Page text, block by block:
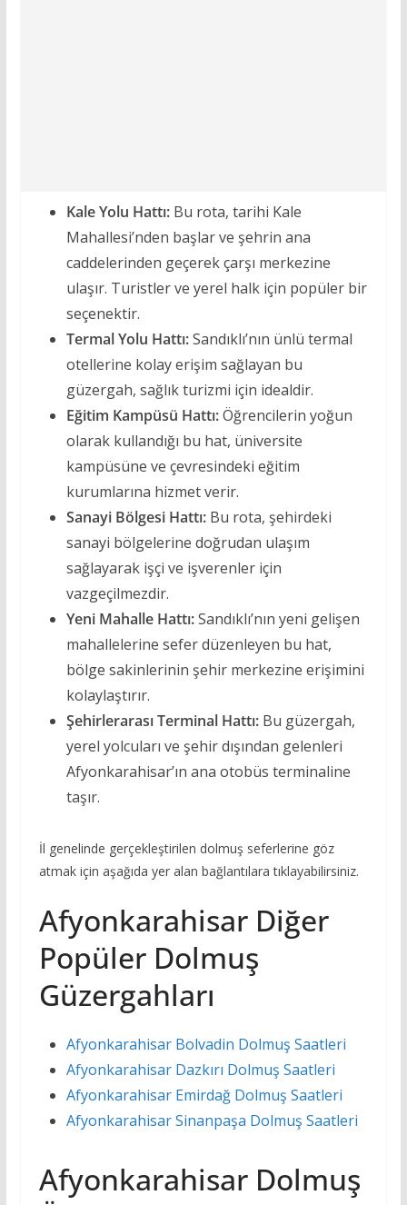
Kale Yolu Hattı:Bu rota, tarihi Kale
Mahallesi’nden başlar ve şehrin ana
caddelerinden geçerek çarşı merkezine
ulaşır. Turistler ve yerel halk için popüler bir
seçenektir.
Termal Yolu Hattı:Sandıklı’nın ünlü termal
otellerine kolay erişim sağlayan bu
güzergah, sağlık turizmi için idealdir.
Eğitim Kampüsü Hattı:Öğrencilerin yoğun
olarak kullandığı bu hat, üniversite
kampüsüne ve çevresindeki eğitim
kurumlarına hizmet verir.
Sanayi Bölgesi Hattı:Bu rota, şehirdeki
sanayi bölgelerine doğrudan ulaşım
sağlayarak işçi ve işverenler için
vazgeçilmezdir.
Yeni Mahalle Hattı:Sandıklı’nın yeni gelişen
mahallelerine sefer düzenleyen bu hat,
bölge sakinlerinin şehir merkezine erişimini
kolaylaştırır.
Şehirlerarası Terminal Hattı:Bu güzergah,
yerel yolcuları ve şehir dışından gelenleri
Afyonkarahisar’ın ana otobüs terminaline
taşır.
İl genelinde gerçekleştirilen dolmuş seferlerine göz
atmak için aşağıda yer alan bağlantılara tıklayabilirsiniz.
Afyonkarahisar Diğer
Popüler Dolmuş
Güzergahları
Afyonkarahisar Bolvadin Dolmuş Saatleri
Afyonkarahisar Dazkırı Dolmuş Saatleri
Afyonkarahisar Emirdağ Dolmuş Saatleri
Afyonkarahisar Sinanpaşa Dolmuş Saatleri
Afyonkarahisar Dolmuş